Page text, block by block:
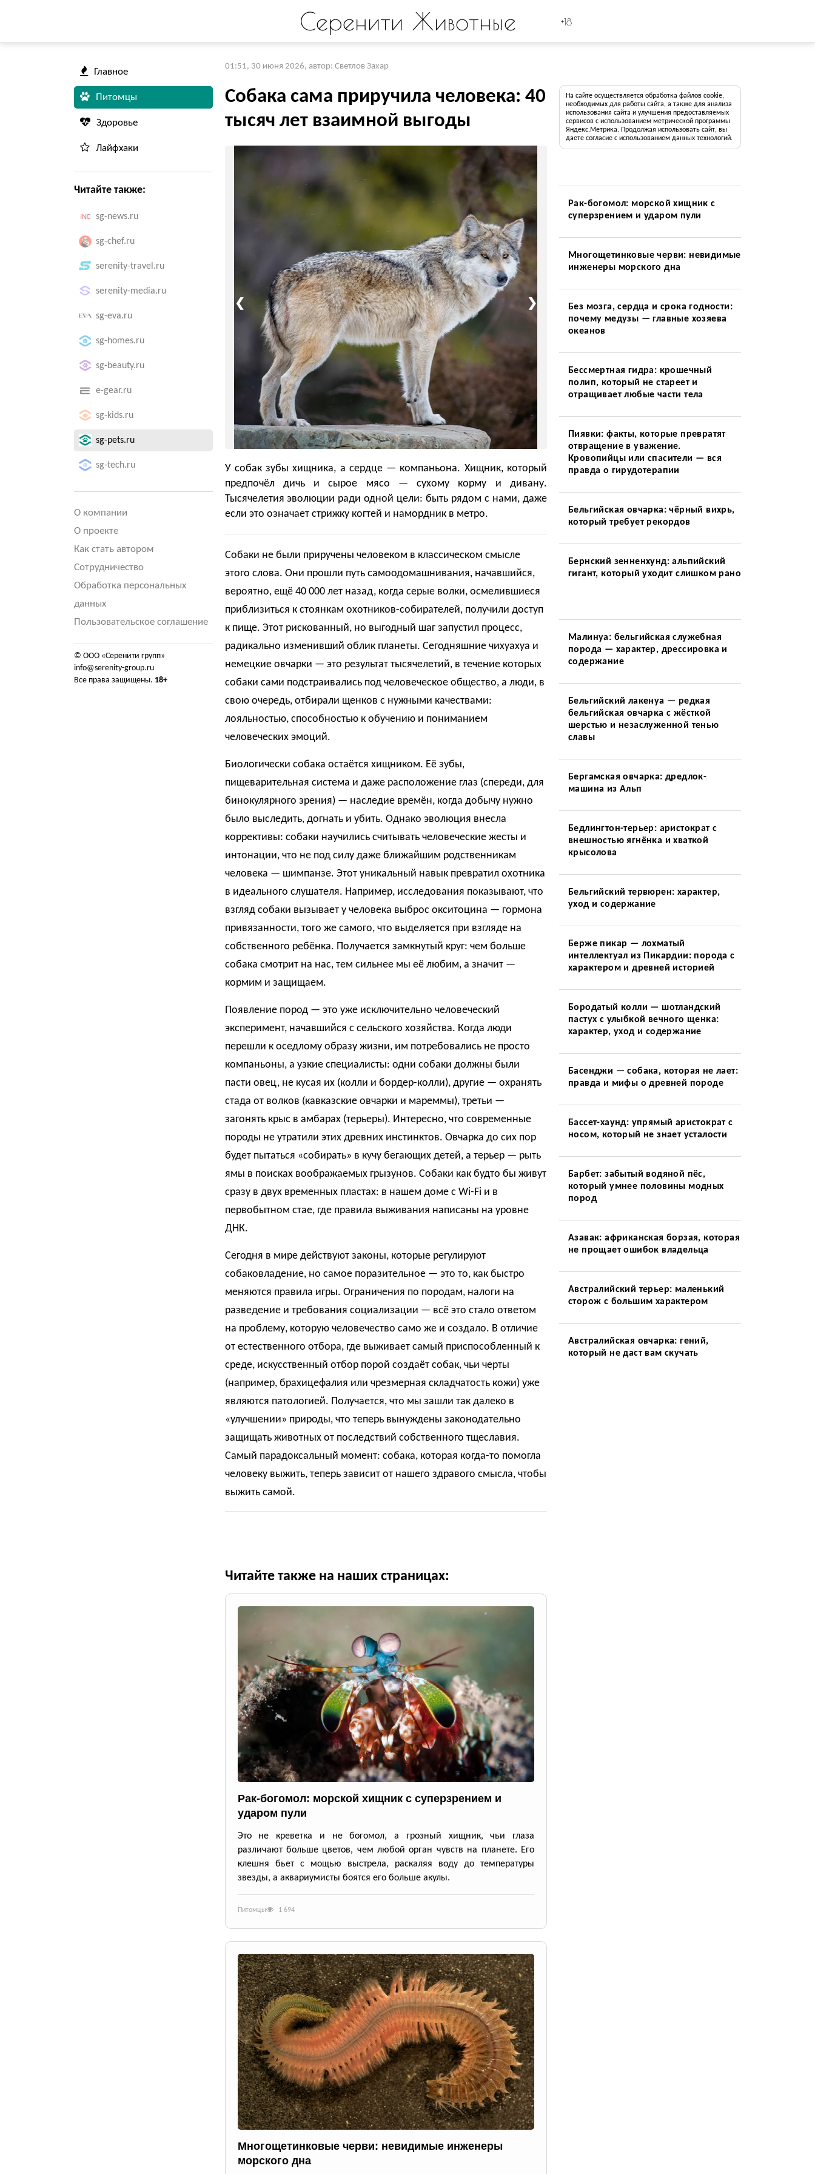
Серенити Животные +18
Главное
Питомцы
Здоровье
Лайфхаки
Читайте также:
sg-news.ru
sg-chef.ru
serenity-travel.ru
serenity-media.ru
sg-eva.ru
sg-homes.ru
sg-beauty.ru
e-gear.ru
sg-kids.ru
sg-pets.ru
sg-tech.ru
О компании
О проекте
Как стать автором
Сотрудничество
Обработка персональных
данных
Пользовательское соглашение
© ООО «Серенити групп»
info@serenity-group.ru
Все права защищены. 18+
01:51, 30 июня 2026, автор: Светлов Захар
Собака сама приручила человека: 40
тысяч лет взаимной выгоды
❮ ❯
У собак зубы хищника, а сердце — компаньона. Хищник, который
предпочёл дичь и сырое мясо — сухому корму и дивану.
Тысячелетия эволюции ради одной цели: быть рядом с нами, даже
если это означает стрижку когтей и намордник в метро.
Собаки не были приручены человеком в классическом смысле
этого слова. Они прошли путь самоодомашнивания, начавшийся,
вероятно, ещё 40 000 лет назад, когда серые волки, осмелившиеся
приблизиться к стоянкам охотников-собирателей, получили доступ
к пище. Этот рискованный, но выгодный шаг запустил процесс,
радикально изменивший облик планеты. Сегодняшние чихуахуа и
немецкие овчарки — это результат тысячелетий, в течение которых
собаки сами подстраивались под человеческое общество, а люди, в
свою очередь, отбирали щенков с нужными качествами:
лояльностью, способностью к обучению и пониманием
человеческих эмоций.
Биологически собака остаётся хищником. Её зубы,
пищеварительная система и даже расположение глаз (спереди, для
бинокулярного зрения) — наследие времён, когда добычу нужно
было выследить, догнать и убить. Однако эволюция внесла
коррективы: собаки научились считывать человеческие жесты и
интонации, что не под силу даже ближайшим родственникам
человека — шимпанзе. Этот уникальный навык превратил охотника
в идеального слушателя. Например, исследования показывают, что
взгляд собаки вызывает у человека выброс окситоцина — гормона
привязанности, того же самого, что выделяется при взгляде на
собственного ребёнка. Получается замкнутый круг: чем больше
собака смотрит на нас, тем сильнее мы её любим, а значит —
кормим и защищаем.
Появление пород — это уже исключительно человеческий
эксперимент, начавшийся с сельского хозяйства. Когда люди
перешли к оседлому образу жизни, им потребовались не просто
компаньоны, а узкие специалисты: одни собаки должны были
пасти овец, не кусая их (колли и бордер-колли), другие — охранять
стада от волков (кавказские овчарки и мареммы), третьи —
загонять крыс в амбарах (терьеры). Интересно, что современные
породы не утратили этих древних инстинктов. Овчарка до сих пор
будет пытаться «собирать» в кучу бегающих детей, а терьер — рыть
ямы в поисках воображаемых грызунов. Собаки как будто бы живут
сразу в двух временных пластах: в нашем доме с Wi-Fi и в
первобытном стае, где правила выживания написаны на уровне
ДНК.
Сегодня в мире действуют законы, которые регулируют
собаковладение, но самое поразительное — это то, как быстро
меняются правила игры. Ограничения по породам, налоги на
разведение и требования социализации — всё это стало ответом
на проблему, которую человечество само же и создало. В отличие
от естественного отбора, где выживает самый приспособленный к
среде, искусственный отбор порой создаёт собак, чьи черты
(например, брахицефалия или чрезмерная складчатость кожи) уже
являются патологией. Получается, что мы зашли так далеко в
«улучшении» природы, что теперь вынуждены законодательно
защищать животных от последствий собственного тщеславия.
Самый парадоксальный момент: собака, которая когда-то помогла
человеку выжить, теперь зависит от нашего здравого смысла, чтобы
выжить самой.
Читайте также на наших страницах:
Рак-богомол: морской хищник с суперзрением и
ударом пули
Это не креветка и не богомол, а грозный хищник, чьи глаза
различают больше цветов, чем любой орган чувств на планете. Его
клешня бьет с мощью выстрела, раскаляя воду до температуры
звезды, а аквариумисты боятся его больше акулы.
Питомцы 1 694
Многощетинковые черви: невидимые инженеры
морского дна
На сайте осуществляется обработка файлов cookie,
необходимых для работы сайта, а также для анализа
использования сайта и улучшения предоставляемых
сервисов с использованием метрической программы
Яндекс.Метрика. Продолжая использовать сайт, вы
даете согласие с использованием данных технологий.
Рак-богомол: морской хищник с
суперзрением и ударом пули
Многощетинковые черви: невидимые
инженеры морского дна
Без мозга, сердца и срока годности:
почему медузы — главные хозяева
океанов
Бессмертная гидра: крошечный
полип, который не стареет и
отращивает любые части тела
Пиявки: факты, которые превратят
отвращение в уважение.
Кровопийцы или спасители — вся
правда о гирудотерапии
Бельгийская овчарка: чёрный вихрь,
который требует рекордов
Бернский зенненхунд: альпийский
гигант, который уходит слишком рано
Малинуа: бельгийская служебная
порода — характер, дрессировка и
содержание
Бельгийский лакенуа — редкая
бельгийская овчарка с жёсткой
шерстью и незаслуженной тенью
славы
Бергамская овчарка: дредлок-
машина из Альп
Бедлингтон-терьер: аристократ с
внешностью ягнёнка и хваткой
крысолова
Бельгийский тервюрен: характер,
уход и содержание
Берже пикар — лохматый
интеллектуал из Пикардии: порода с
характером и древней историей
Бородатый колли — шотландский
пастух с улыбкой вечного щенка:
характер, уход и содержание
Басенджи — собака, которая не лает:
правда и мифы о древней породе
Бассет-хаунд: упрямый аристократ с
носом, который не знает усталости
Барбет: забытый водяной пёс,
который умнее половины модных
пород
Азавак: африканская борзая, которая
не прощает ошибок владельца
Австралийский терьер: маленький
сторож с большим характером
Австралийская овчарка: гений,
который не даст вам скучать